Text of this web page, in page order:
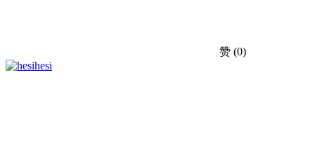
赞 (0)
hesi